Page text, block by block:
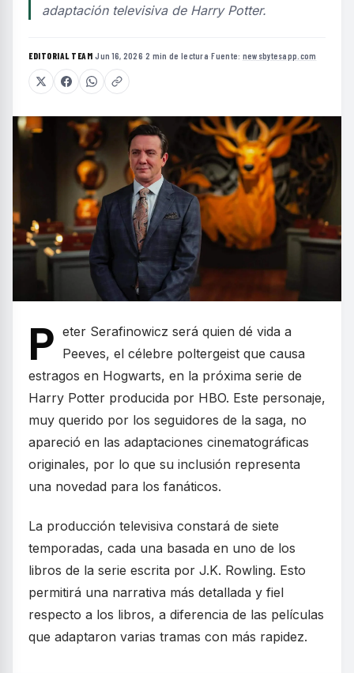
adaptación televisiva de Harry Potter.
EDITORIAL TEAM·Jun 16, 2026·2 min de lectura·Fuente: newsbytesapp.com
P eter Serafinowicz será quien dé vida a
Peeves, el célebre poltergeist que causa
estragos en Hogwarts, en la próxima serie de
Harry Potter producida por HBO. Este personaje,
muy querido por los seguidores de la saga, no
apareció en las adaptaciones cinematográficas
originales, por lo que su inclusión representa
una novedad para los fanáticos.
La producción televisiva constará de siete
temporadas, cada una basada en uno de los
libros de la serie escrita por J.K. Rowling. Esto
permitirá una narrativa más detallada y fiel
respecto a los libros, a diferencia de las películas
que adaptaron varias tramas con más rapidez.